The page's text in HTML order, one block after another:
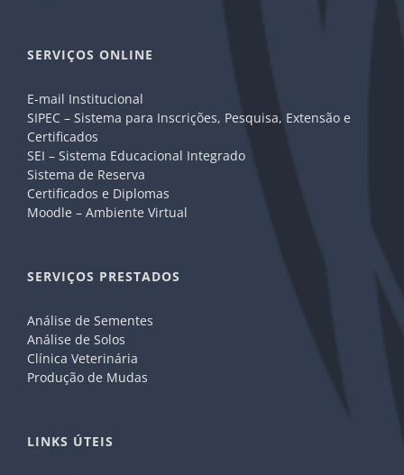
SERVIÇOS ONLINE
E-mail Institucional
SIPEC – Sistema para Inscrições, Pesquisa, Extensão e
Certificados
SEI – Sistema Educacional Integrado
Sistema de Reserva
Certificados e Diplomas
Moodle – Ambiente Virtual
SERVIÇOS PRESTADOS
Análise de Sementes
Análise de Solos
Clínica Veterinária
Produção de Mudas
LINKS ÚTEIS